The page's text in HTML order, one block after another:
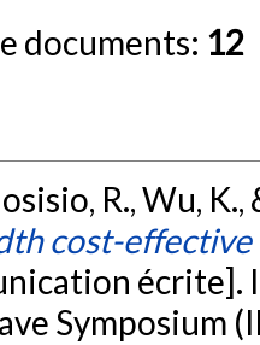
documents: 12
R., Wu,
cost-effective
écrite].
Symposium